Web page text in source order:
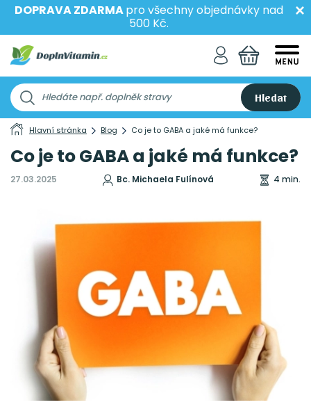
DOPRAVA ZDARMApro všechny objednávky nad
500 Kč.
Hledat
Hlavní stránka Blog Co je to GABA a jaké má funkce?
Co je to GABA a jaké má funkce?
27.03.2025 Bc. Michaela Fulínová 4 min.